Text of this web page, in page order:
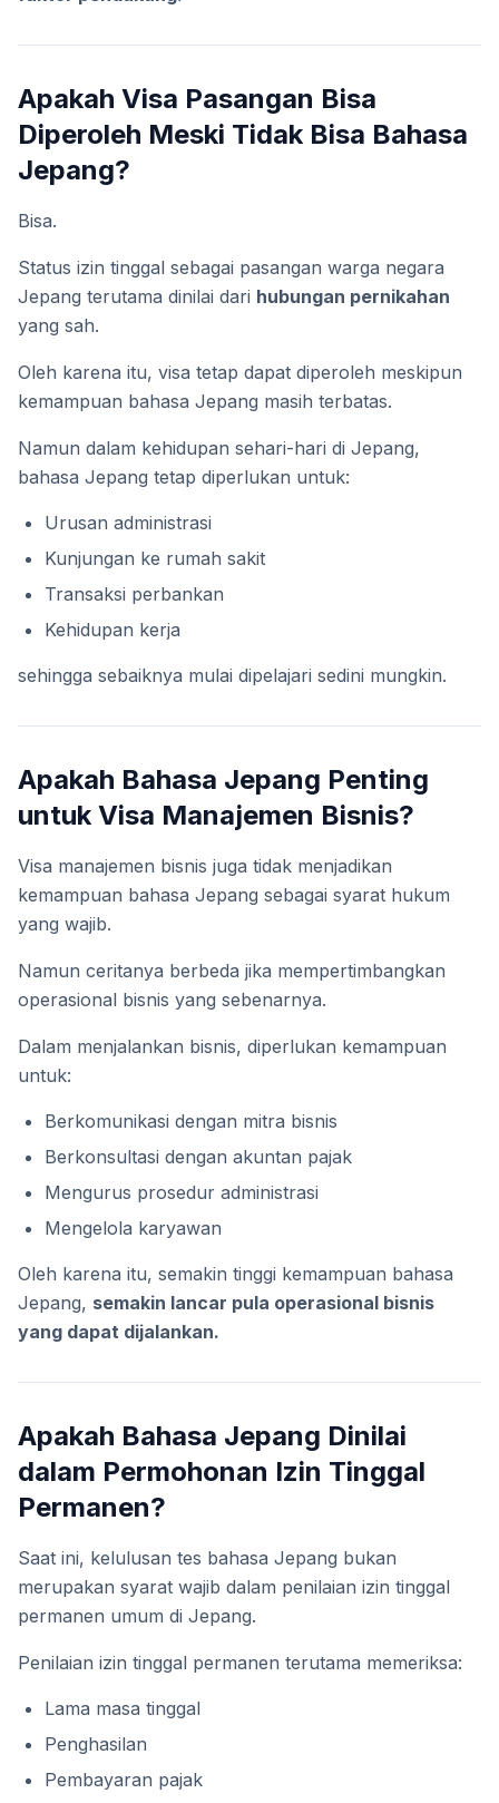
Apakah Visa Pasangan Bisa
Diperoleh Meski Tidak Bisa Bahasa
Jepang?
Bisa.
Status izin tinggal sebagai pasangan warga negara
Jepang terutama dinilai dari hubungan pernikahan
yang sah.
Oleh karena itu, visa tetap dapat diperoleh meskipun
kemampuan bahasa Jepang masih terbatas.
Namun dalam kehidupan sehari-hari di Jepang,
bahasa Jepang tetap diperlukan untuk:
Urusan administrasi
Kunjungan ke rumah sakit
Transaksi perbankan
Kehidupan kerja
sehingga sebaiknya mulai dipelajari sedini mungkin.
Apakah Bahasa Jepang Penting
untuk Visa Manajemen Bisnis?
Visa manajemen bisnis juga tidak menjadikan
kemampuan bahasa Jepang sebagai syarat hukum
yang wajib.
Namun ceritanya berbeda jika mempertimbangkan
operasional bisnis yang sebenarnya.
Dalam menjalankan bisnis, diperlukan kemampuan
untuk:
Berkomunikasi dengan mitra bisnis
Berkonsultasi dengan akuntan pajak
Mengurus prosedur administrasi
Mengelola karyawan
Oleh karena itu, semakin tinggi kemampuan bahasa
Jepang, semakin lancar pula operasional bisnis
yang dapat dijalankan.
Apakah Bahasa Jepang Dinilai
dalam Permohonan Izin Tinggal
Permanen?
Saat ini, kelulusan tes bahasa Jepang bukan
merupakan syarat wajib dalam penilaian izin tinggal
permanen umum di Jepang.
Penilaian izin tinggal permanen terutama memeriksa:
Lama masa tinggal
Penghasilan
Pembayaran pajak